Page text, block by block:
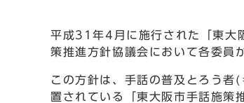
平成31年4月に施行された「東大
策推進方針協議会において各委員
この方針は、手話の普及とろう者
置されている「東大阪市手話施策